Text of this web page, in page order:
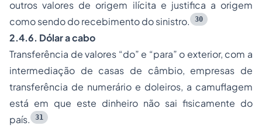
outros valores de origem ilícita e justifica a origem
como sendo do recebimento do sinistro.
30
2.4.6. Dólar a cabo
Transferência de valores “do” e “para” o exterior, com a
intermediação de casas de câmbio, empresas de
transferência de numerário e doleiros, a camuflagem
está em que este dinheiro não sai fisicamente do
país.
31